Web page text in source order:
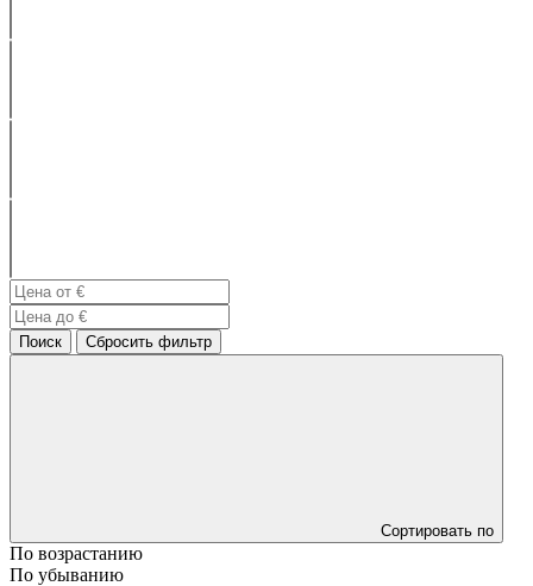
Поиск Сбросить фильтр
Сортировать по
По возрастанию
По убыванию